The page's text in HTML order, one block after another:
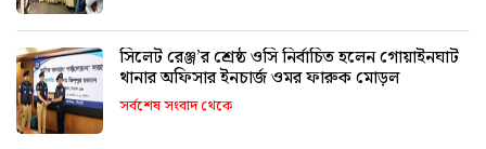
সিলেট রেঞ্জ’র শ্রেষ্ঠ ওসি নির্বাচিত হলেন গোয়াইনঘাট
থানার অফিসার ইনচার্জ ওমর ফারুক মোড়ল
সর্বশেষ সংবাদ থেকে